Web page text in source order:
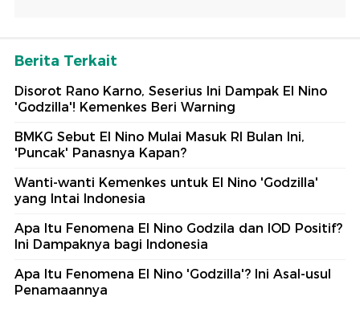
Berita Terkait
Disorot Rano Karno, Seserius Ini Dampak El Nino
'Godzilla'! Kemenkes Beri Warning
BMKG Sebut El Nino Mulai Masuk RI Bulan Ini,
'Puncak' Panasnya Kapan?
Wanti-wanti Kemenkes untuk El Nino 'Godzilla'
yang Intai Indonesia
Apa Itu Fenomena El Nino Godzila dan IOD Positif?
Ini Dampaknya bagi Indonesia
Apa Itu Fenomena El Nino 'Godzilla'? Ini Asal-usul
Penamaannya